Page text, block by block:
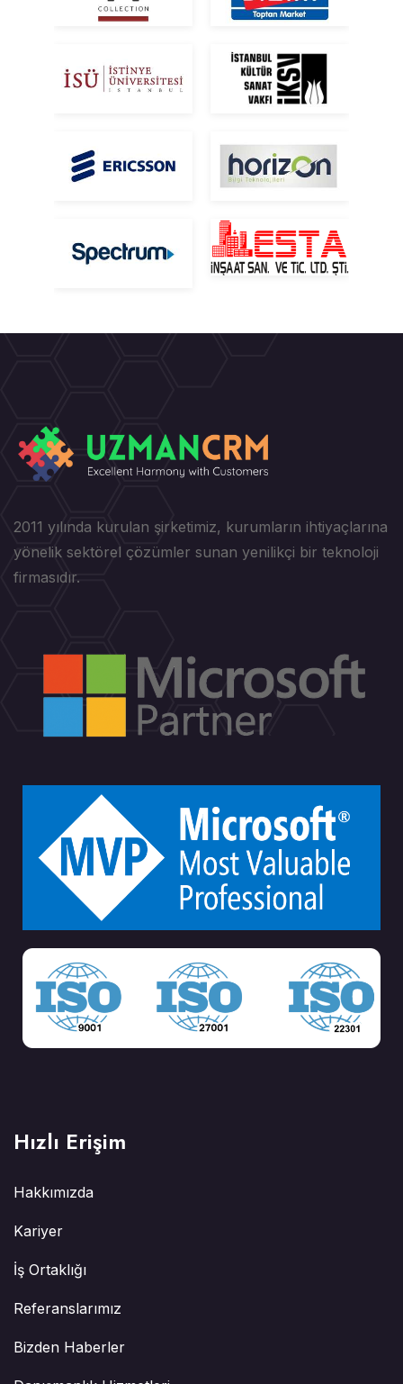
2011 yılında kurulan şirketimiz, kurumların ihtiyaçlarına
yönelik sektörel çözümler sunan yenilikçi bir teknoloji
firmasıdır.
Hızlı Erişim
Hakkımızda
Kariyer
İş Ortaklığı
Referanslarımız
Bizden Haberler